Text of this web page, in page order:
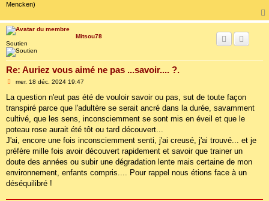
Mencken)
Mitsou78
Soutien
Re: Auriez vous aimé ne pas ...savoir.... ?.
M
s
a
g
mer. 18 déc. 2024 19:47
La question n'eut pas été de vouloir savoir ou pas, sut de toute façon
transpiré parce que l'adultère se serait ancré dans la durée, savamment
cultivé, que les sens, inconsciemment se sont mis en éveil et que le
poteau rose aurait été tôt ou tard découvert...
J'ai, encore une fois inconsciemment senti, j'ai creusé, j'ai trouvé... et je
préfère mille fois avoir découvert rapidement et savoir que trainer un
doute des années ou subir une dégradation lente mais certaine de mon
environnement, enfants compris.... Pour rappel nous étions face à un
déséquilibré !